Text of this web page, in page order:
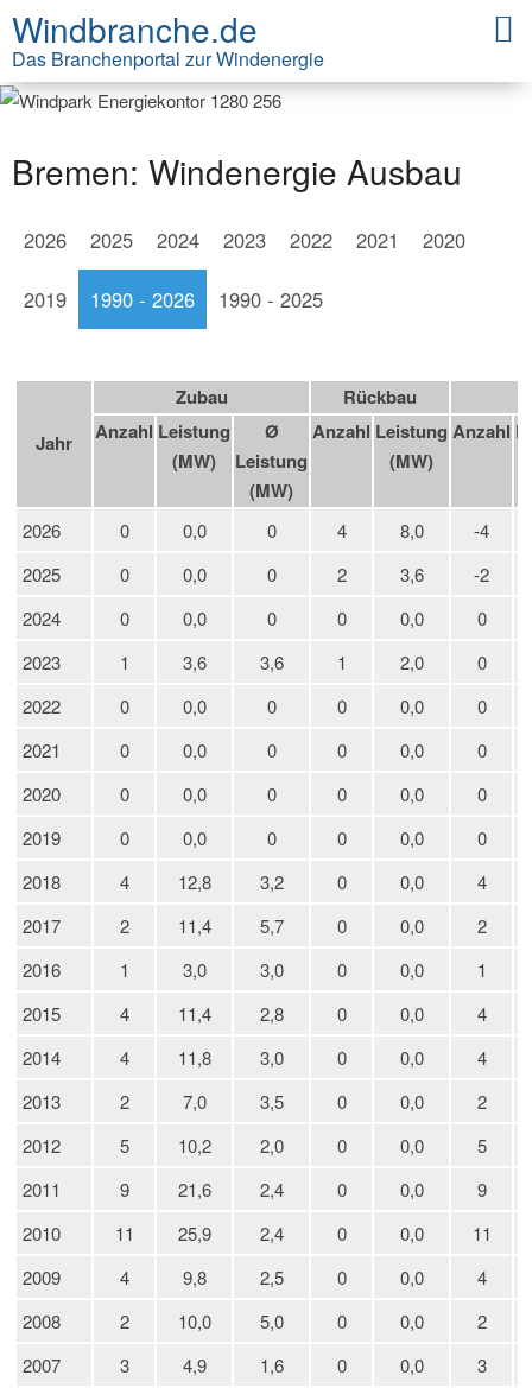
Windbranche.de
Das Branchenportal zur Windenergie
Bremen: Windenergie Ausbau
2026 2025 2024 2023 2022 2021 2020
2019 1990 - 2026 1990 - 2025
Jahr
Zubau
Rückbau
Anzahl Leistung
(MW)
Ø
Leistung
(MW)
Anzahl Leistung
(MW)
Anzahl
2026 0 0,0 0 4 8,0
-4
2025
0 0,0 0 2 3,6
-2
2024
0 0,0 0 0 0,0
0
2023
1 3,6 3,6 1 2,0
0
2022
0 0,0 0 0 0,0
0
2021
0 0,0 0 0 0,0
0
2020
0 0,0 0 0 0,0
0
2019
0 0,0 0 0 0,0
0
2018
4 12,8 3,2 0 0,0
4
2017
2 11,4 5,7 0 0,0
2
2016
1 3,0 3,0 0 0,0
1
2015
4 11,4 2,8 0 0,0
4
2014
4 11,8 3,0 0 0,0
4
2013
2 7,0 3,5 0 0,0
2
2012
5 10,2 2,0 0 0,0
5
2011
9 21,6 2,4 0 0,0
9
2010
11 25,9 2,4 0 0,0
11
2009
4 9,8 2,5 0 0,0
4
2008
2 10,0 5,0 0 0,0
2
2007
3 4,9 1,6 0 0,0
3